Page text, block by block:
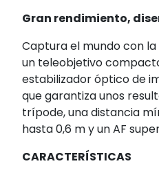
Gran rendimiento,
Captura el mundo con la
un teleobjetivo
estabilizador óptico de
que garantiza unos
trípode, una distancia
hasta 0,6 m y un AF
CARACTERÍSTICAS